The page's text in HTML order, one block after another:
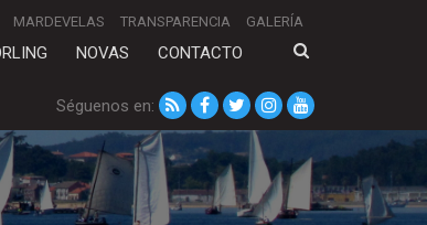
MARDEVELAS TRANSPARENCIA GALERÍA
NOVAS CONTACTO
Séguenos en: